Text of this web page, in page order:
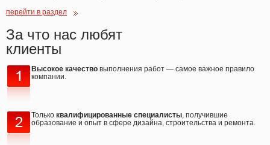
перейти в раздел
За что нас любят
клиенты
Высокое качество выполнения работ — самое важное правило
компании.
Только квалифицированные специалисты, получившие
образование и опыт в сфере дизайна, строительства и ремонта.